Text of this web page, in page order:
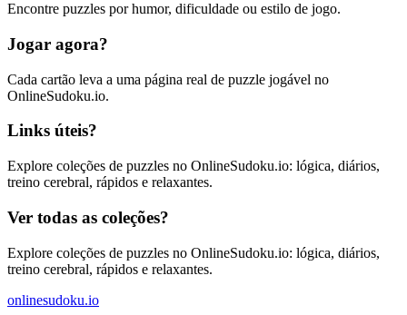
Encontre puzzles por humor, dificuldade ou estilo de jogo.
Jogar agora?
Cada cartão leva a uma página real de puzzle jogável no
OnlineSudoku.io.
Links úteis?
Explore coleções de puzzles no OnlineSudoku.io: lógica, diários,
treino cerebral, rápidos e relaxantes.
Ver todas as coleções?
Explore coleções de puzzles no OnlineSudoku.io: lógica, diários,
treino cerebral, rápidos e relaxantes.
onlinesudoku.io